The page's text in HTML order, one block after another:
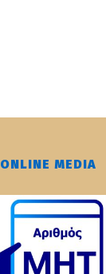
ONLINE MEDIA